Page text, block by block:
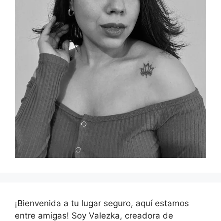
¡Bienvenida a tu lugar seguro, aquí estamos
entre amigas! Soy Valezka, creadora de